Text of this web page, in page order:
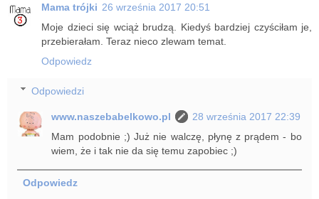
Mama trójki 26 września 2017 20:51
Moje dzieci się wciąż brudzą. Kiedyś bardziej czyściłam je,
przebierałam. Teraz nieco zlewam temat.
Odpowiedz
Odpowiedzi
www.naszebabelkowo.pl
28 września 2017 22:39
Mam podobnie ;) Już nie walczę, płynę z prądem - bo
wiem, że i tak nie da się temu zapobiec ;)
Odpowiedz